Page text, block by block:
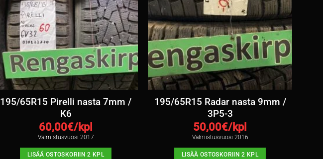
195/65R15 Pirelli nasta 7mm /
K6
60,00€/kpl
Valmistusvuosi 2017
LISÄÄ OSTOSKORIIN 2 KPL
195/65R15 Radar nasta 9mm /
3P5-3
50,00€/kpl
Valmistusvuosi 2016
LISÄÄ OSTOSKORIIN 2 KPL